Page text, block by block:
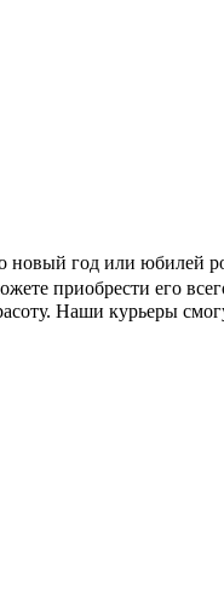
новый год или
приобрести его
Наши курьеры